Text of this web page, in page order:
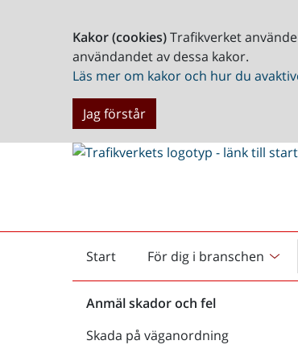
Kakor (cookies)Trafikverket
användandet av dessa kakor.
Läs mer om kakor och hur du
Jag förstår
Start
Startsida För dig i branschen
Anmäl skador och fel
Skada på väganordning